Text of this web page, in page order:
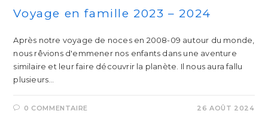
Voyage en famille 2023 – 2024
Après notre voyage de noces en 2008-09 autour du monde,
nous rêvions d'emmener nos enfants dans une aventure
similaire et leur faire découvrir la planète. Il nous aura fallu
plusieurs…
0 COMMENTAIRE 26 AOÛT 2024